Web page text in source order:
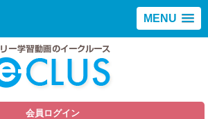
MENU
会員ログイン